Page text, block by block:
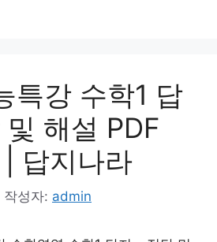
특강 수학1 답
해설 PDF
답지나라
작성자: admin